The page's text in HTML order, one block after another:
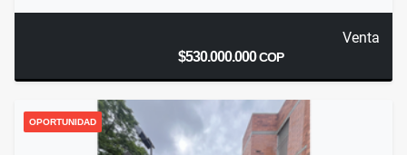
Venta
$530.000.000COP
OPORTUNIDAD